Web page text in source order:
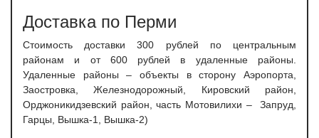
Доставка по Перми
Стоимость доставки 300 рублей по центральным
районам и от 600 рублей в удаленные районы.
Удаленные районы – объекты в сторону Аэропорта,
Заостровка, Железнодорожный, Кировский район,
Орджоникидзевский район, часть Мотовилихи – Запруд,
Гарцы, Вышка-1, Вышка-2)